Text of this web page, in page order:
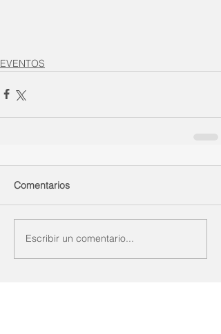
EVENTOS
Comentarios
Escribir un comentario...